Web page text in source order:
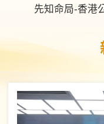
先知命局-香港